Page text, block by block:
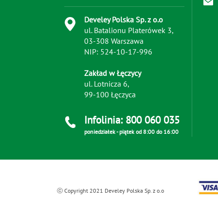
Develey Polska Sp. z o.o
ul. Batalionu Platerówek 3,
03-308 Warszawa
NIP: 524-10-17-996
Zakład w Łęczycy
ul. Lotnicza 6,
99-100 Łęczyca
Infolinia: 800 060 035
poniedziałek - piątek od 8:00 do 16:00
ⓒ Copyright 2021 Develey Polska Sp. z o.o